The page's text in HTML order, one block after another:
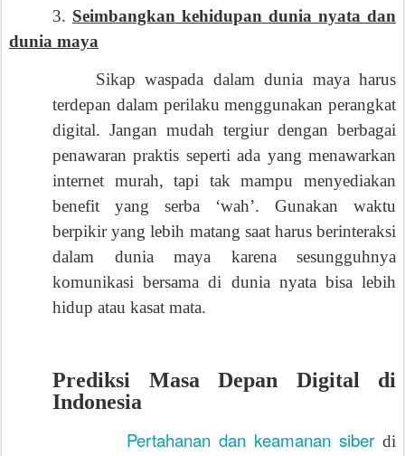
3. Seimbangkan kehidupan dunia nyata dan
dunia maya
Sikap waspada dalam dunia maya harus
terdepan dalam perilaku menggunakan perangkat
digital. Jangan mudah tergiur dengan berbagai
penawaran praktis seperti ada yang menawarkan
internet murah, tapi tak mampu menyediakan
benefit yang serba ‘wah’. Gunakan waktu
berpikir yang lebih matang saat harus berinteraksi
dalam dunia maya karena sesungguhnya
komunikasi bersama di dunia nyata bisa lebih
hidup atau kasat mata.
Prediksi Masa Depan Digital di
Indonesia
Pertahanan dan keamanan siberdi